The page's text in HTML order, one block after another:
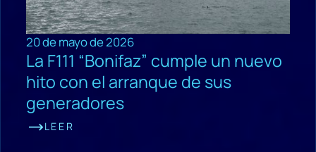
20 de mayo de 2026
La F111 “Bonifaz” cumple un nuevo
hito con el arranque de sus
generadores
LEER